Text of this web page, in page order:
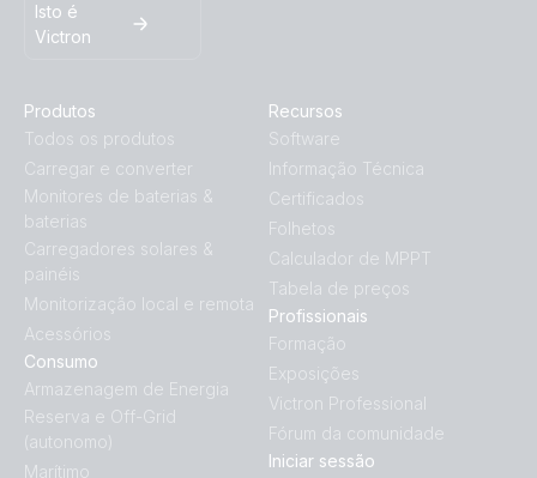
Isto é
Victron
Produtos
Todos os produtos
Carregar e converter
Monitores de baterias &
baterias
Carregadores solares &
painéis
Monitorização local e remota
Acessórios
Consumo
Armazenagem de Energia
Reserva e Off-Grid
(autonomo)
Marítimo
Recursos
Software
Informação Técnica
Certificados
Folhetos
Calculador de MPPT
Tabela de preços
Profissionais
Formação
Exposições
Victron Professional
Fórum da comunidade
Iniciar sessão